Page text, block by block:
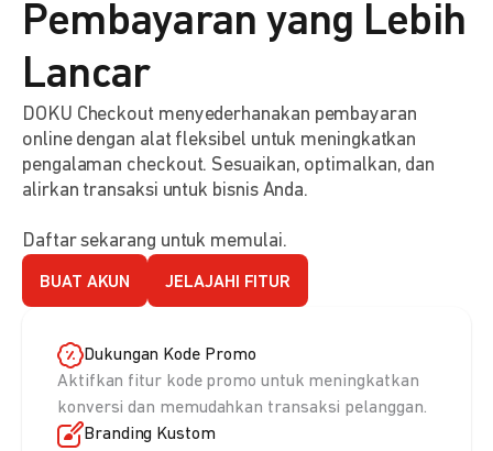
Pembayaran yang Lebih
Lancar
DOKU Checkout menyederhanakan pembayaran
online dengan alat fleksibel untuk meningkatkan
pengalaman checkout. Sesuaikan, optimalkan, dan
alirkan transaksi untuk bisnis Anda.
Daftar sekarang untuk memulai.
BUAT AKUN JELAJAHI FITUR
Dukungan Kode Promo
Aktifkan fitur kode promo untuk meningkatkan
konversi dan memudahkan transaksi pelanggan.
Branding Kustom